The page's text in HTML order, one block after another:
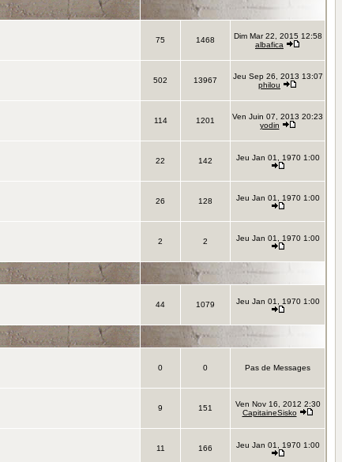
75 1468
Dim Mar 22, 2015 12:58
albafica
502 13967
Jeu Sep 26, 2013 13:07
philou
114 1201
Ven Juin 07, 2013 20:23
yodin
22 142 Jeu Jan 01, 1970 1:00
26 128 Jeu Jan 01, 1970 1:00
2 2 Jeu Jan 01, 1970 1:00
44 1079 Jeu Jan 01, 1970 1:00
0 0 Pas de Messages
9 151
Ven Nov 16, 2012 2:30
CapitaineSisko
11 166 Jeu Jan 01, 1970 1:00